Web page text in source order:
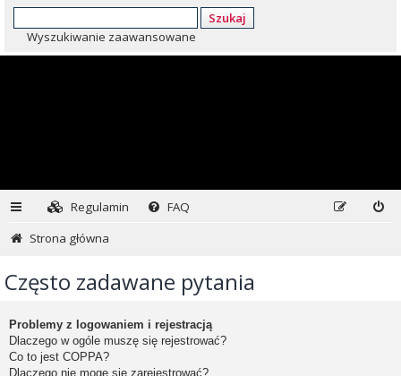
Szukaj
Wyszukiwanie zaawansowane
Regulamin
FAQ
Strona główna
Często zadawane pytania
Problemy z logowaniem i rejestracją
Dlaczego w ogóle muszę się rejestrować?
Co to jest COPPA?
Dlaczego nie mogę się zarejestrować?